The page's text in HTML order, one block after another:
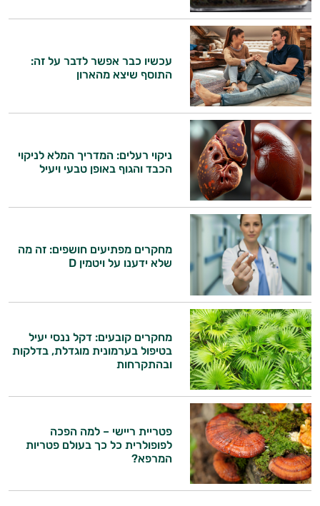
גאוט
גסטריטיס
דלקות
דלקות פרקים
דרכי השתן
הליקובקטר פילורי
הרגעה
לב וכלי דם
מיגרנה - כאב ראש
מערכת החיסון
נשים
ניקוי רעלים
נשירת שיער
איזון סוכר
עייפות
עיכוב הזדקנות
עיניים
עכשיו כבר אפשר לדבר על זה:
התוסף שיצא מהארון
ניקוי רעלים: המדריך המלא לניקוי
הכבד והגוף באופן טבעי ויעיל
מחקרים מפתיעים חושפים: זה מה
שלא ידענו על ויטמין D
מחקרים קובעים: דקל ננסי יעיל
בטיפול בערמונית מוגדלת, בדלקות
ובהתקרחות
פטריית ריישי – למה הפכה
לפופולרית כל כך בעולם פטריות
המרפא?
היי,
אני יועץ הבריאות האישי AI של טבע בריא.